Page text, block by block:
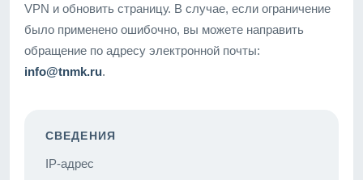
VPN и обновить страницу. В случае, если ограничение
было применено ошибочно, вы можете направить
обращение по адресу электронной почты:
info@tnmk.ru.
СВЕДЕНИЯ
IP-адрес